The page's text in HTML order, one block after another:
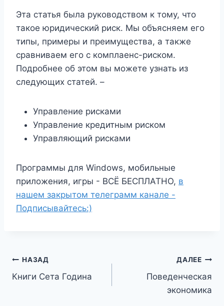
Эта статья была руководством к тому, что
такое юридический риск. Мы объясняем его
типы, примеры и преимущества, а также
сравниваем его с комплаенс-риском.
Подробнее об этом вы можете узнать из
следующих статей. –
Управление рисками
Управление кредитным риском
Управляющий рисками
Программы для Windows, мобильные
приложения, игры - ВСЁ БЕСПЛАТНО, в
нашем закрытом телеграмм канале -
Подписывайтесь:)
Навигация
по
НАЗАД
Книги Сета Година
ДАЛЕЕ
Поведенческая
экономика